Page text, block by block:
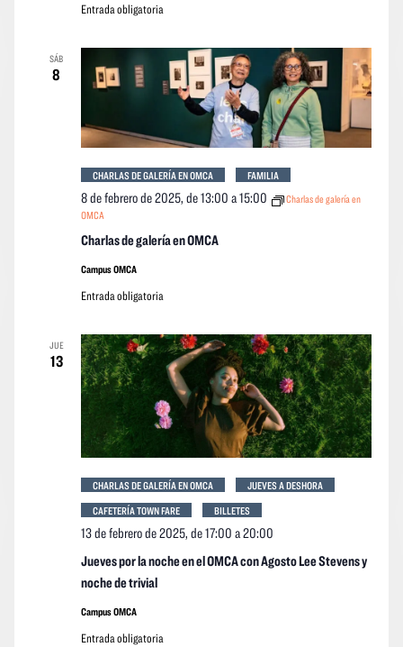
Entrada obligatoria
SÁB
8
Charlas de galería en OMCA
8 de febrero de 2025, de 13:00 a15:00
Charlas de galería en
OMCA
CHARLAS DE GALERÍA EN OMCA FAMILIA
Campus OMCA
Entrada obligatoria
JUE
13
Jueves por la noche en el OMCA con Agosto Lee Stevens y
noche de trivial
13 de febrero de 2025, de 17:00 a20:00
CHARLAS DE GALERÍA EN OMCA
JUEVES A DESHORA
CAFETERÍA TOWN FARE
BILLETES
Campus OMCA
Entrada obligatoria